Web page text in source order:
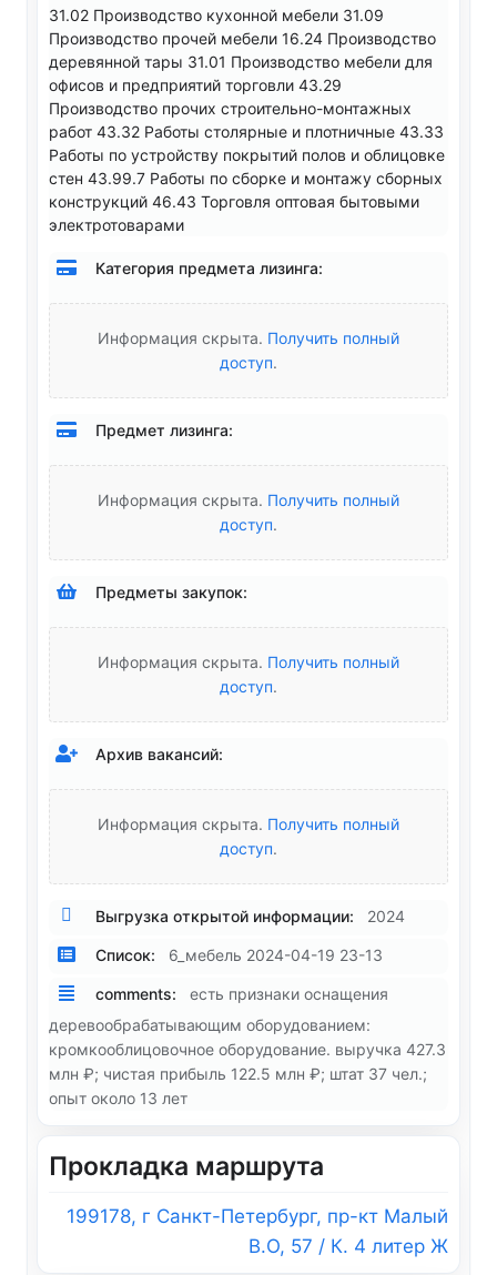
31.02 Производство кухонной мебели 31.09
Производство прочей мебели 16.24 Производство
деревянной тары 31.01 Производство мебели для
офисов и предприятий торговли 43.29
Производство прочих строительно-монтажных
работ 43.32 Работы столярные и плотничные 43.33
Работы по устройству покрытий полов и облицовке
стен 43.99.7 Работы по сборке и монтажу сборных
конструкций 46.43 Торговля оптовая бытовыми
электротоварами
Категория предмета лизинга:
Информация скрыта. Получить полный
доступ.
Предмет лизинга:
Информация скрыта. Получить полный
доступ.
Предметы закупок:
Информация скрыта. Получить полный
доступ.
Архив вакансий:
Информация скрыта. Получить полный
доступ.
Выгрузка открытой информации: 2024
Список: 6_мебель 2024-04-19 23-13
comments:
есть признаки оснащения
деревообрабатывающим оборудованием:
кромкооблицовочное оборудование. выручка 427.3
млн ₽; чистая прибыль 122.5 млн ₽; штат 37 чел.;
опыт около 13 лет
Прокладка маршрута
199178, г Санкт-Петербург, пр-кт Малый
В.О, 57 / К. 4 литер Ж